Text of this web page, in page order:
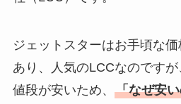
ジェットスターはお手頃な
あり、人気のLCCなのです
値段が安いため、 「なぜ安